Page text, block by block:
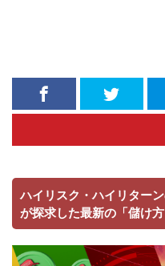
ハイリスク・ハイリター
が探求した最新の「儲け